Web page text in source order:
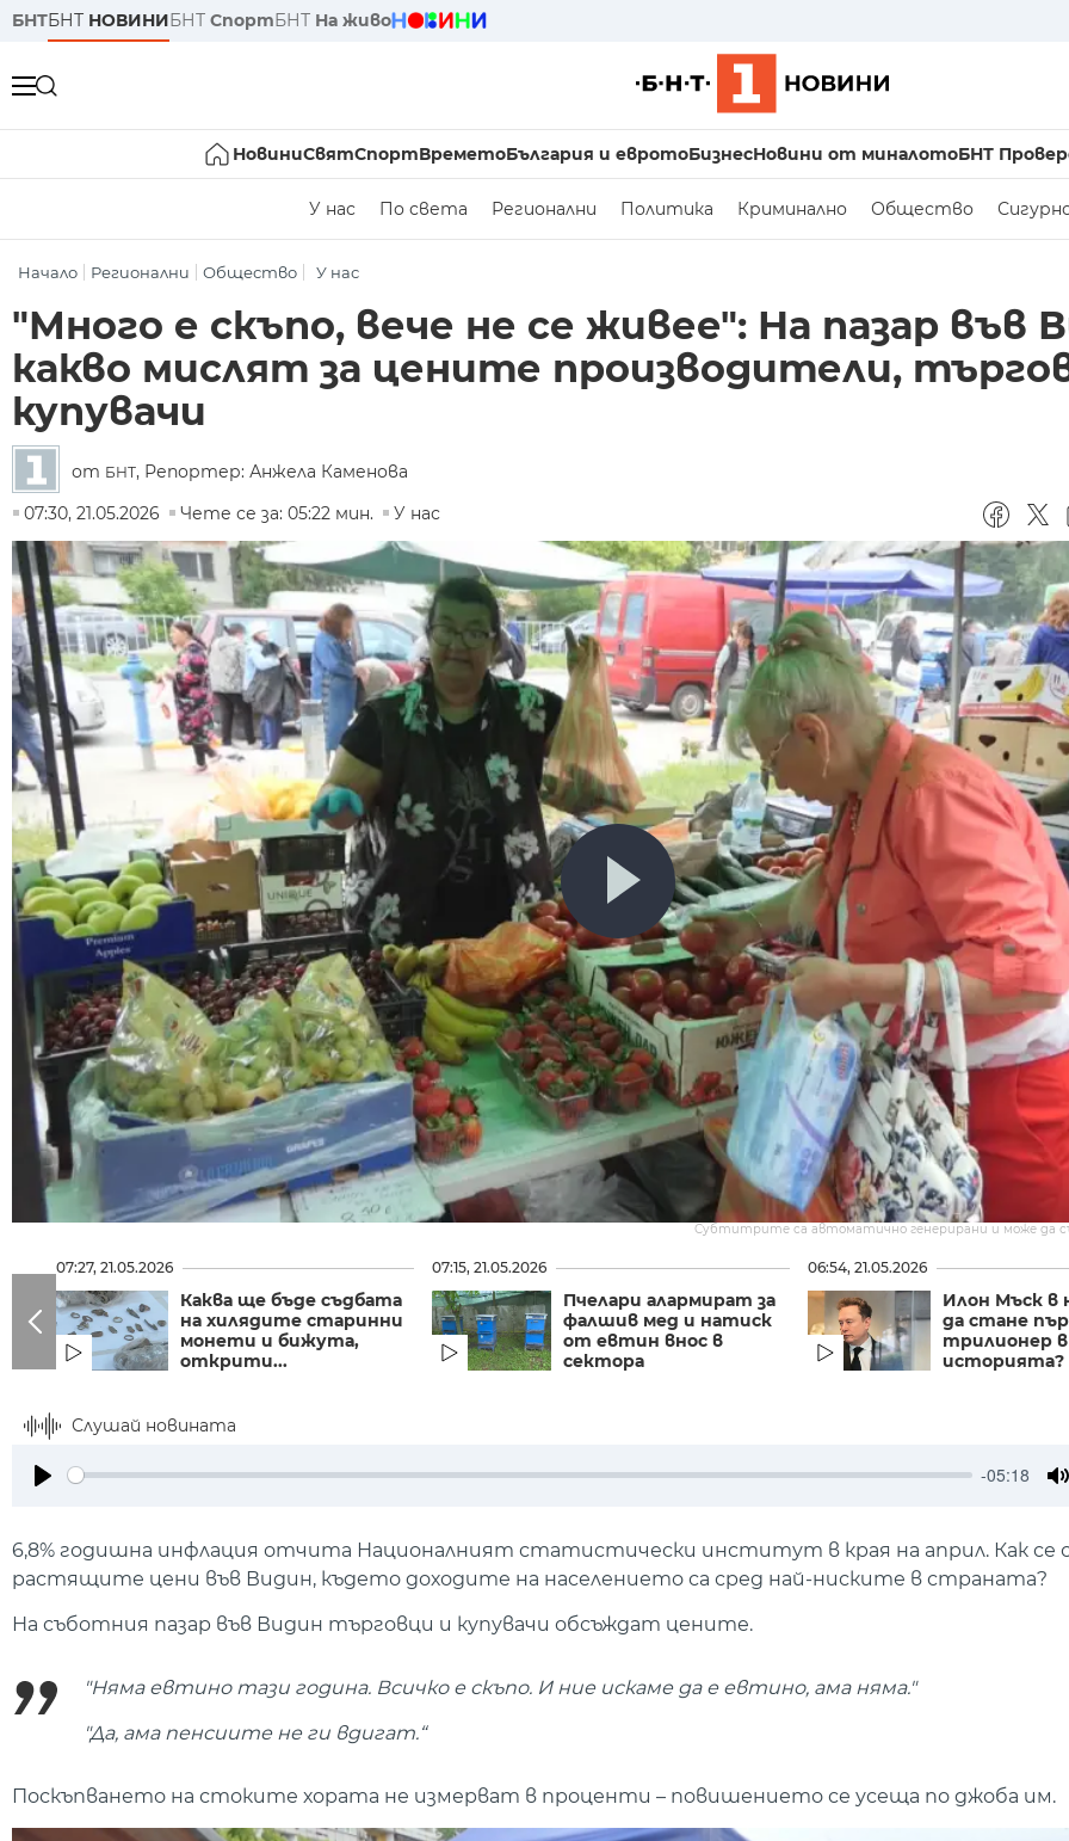
БНТБНТ НОВИНИБНТ СпортБНТ На живо
НовиниСвятСпортВреметоБългария и евротоБизнесНовини от миналотоБНТ
У нас По света Регионални Политика Криминално Общество
Начало Регионални Общество У нас
"Много е скъпо, вече не се живее": На пазар във
какво мислят за цените производители,
купувачи
от БНТ, Репортер: Анжела Каменова
07:30, 21.05.2026
Чете се за: 05:22 мин. У нас
Субтитрите са автоматично генерирани и може да
07:27, 21.05.2026
Каква ще бъде съдбата
на хилядите старинни
монети и бижута,
открити...
07:15, 21.05.2026
Пчелари алармират за
фалшив мед и натиск
от евтин внос в
сектора
06:54, 21.05.2026
Илон Мъск в
да стане
трилионер в
историята?
Слушай новината
-05:18
6,8% годишна инфлация отчита Националният статистически институт в края на април. Как се
растящите цени във Видин, където доходите на населението са сред най-ниските в страната?
На съботния пазар във Видин търговци и купувачи обсъждат цените.
"Няма евтино тази година. Всичко е скъпо. И ние искаме да е евтино, ама няма."
"Да, ама пенсиите не ги вдигат.“
Поскъпването на стоките хората не измерват в проценти – повишението се усеща по джоба им.